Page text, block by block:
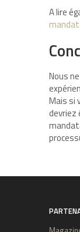
A lire
Nous
Mais si
devriez